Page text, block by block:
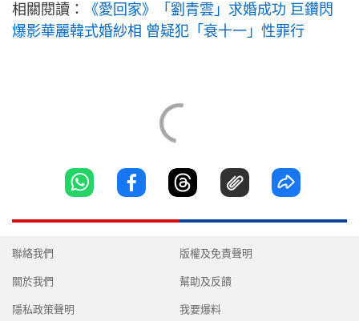
相關閱讀：
《愛回家》「劉青雲」求婚成功 巨鑽閃
爆影華麗韓式婚紗相 曾疑犯「衰十一」性罪行
聯絡我們
關於我們
隱私政策聲明
版權及免責聲明
幫助及反饋
我要爆料